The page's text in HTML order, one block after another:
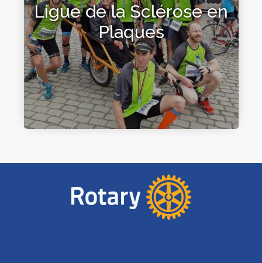
Ligue de la Sclérose en
Plaques